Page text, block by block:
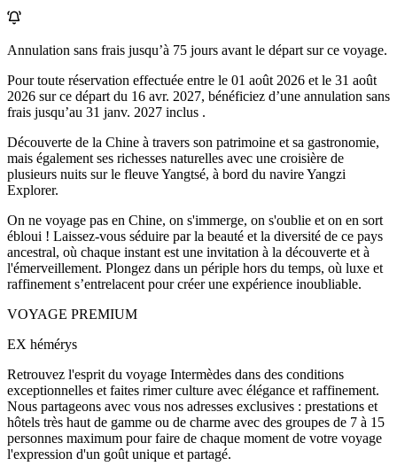
Annulation sans frais jusqu’à 75 jours avant le départ sur ce voyage.
Pour toute réservation effectuée entre le 01 août 2026 et le 31 août
2026 sur ce départ du 16 avr. 2027, bénéficiez d’une annulation sans
frais jusqu’au 31 janv. 2027 inclus .
Découverte de la Chine à travers son patrimoine et sa gastronomie,
mais également ses richesses naturelles avec une croisière de
plusieurs nuits sur le fleuve Yangtsé, à bord du navire Yangzi
Explorer.
On ne voyage pas en Chine, on s'immerge, on s'oublie et on en sort
ébloui ! Laissez-vous séduire par la beauté et la diversité de ce pays
ancestral, où chaque instant est une invitation à la découverte et à
l'émerveillement. Plongez dans un périple hors du temps, où luxe et
raffinement s’entrelacent pour créer une expérience inoubliable.
VOYAGE PREMIUM
EX hémérys
Retrouvez l'esprit du voyage Intermèdes dans des conditions
exceptionnelles et faites rimer culture avec élégance et raffinement.
Nous partageons avec vous nos adresses exclusives : prestations et
hôtels très haut de gamme ou de charme avec des groupes de 7 à 15
personnes maximum pour faire de chaque moment de votre voyage
l'expression d'un goût unique et partagé.